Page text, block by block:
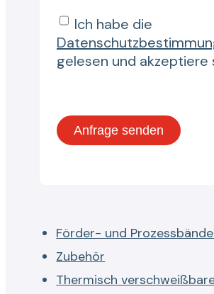
Ich habe die
gelesen und akzeptiere
Förder- und
Zubehör
Thermisch